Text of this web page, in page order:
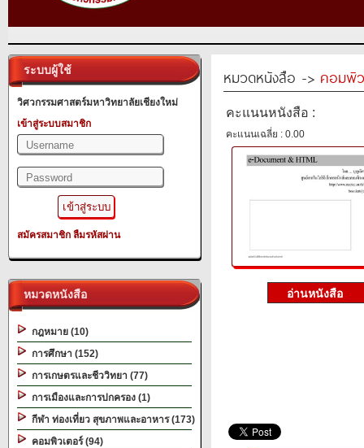
ระบบผู้ใช้
วิศวกรรมศาสตร์มหาวิทยาลัยเชียงใหม่
เข้าสู่ระบบสมาชิก
สมัครสมาชิก ลืมรหัสผ่าน
หมวดหนังสือ
กฎหมาย (10)
การศึกษา (152)
การเกษตรและชีววิทยา (77)
การเมืองและการปกครอง (1)
กีฬา ท่องเที่ยว สุขภาพและอาหาร (173)
คอมพิวเตอร์ (94)
หมวดหนังสือ -> คอมพิ
คะแนนหนังสือ :
คะแนนเฉลี่ย : 0.00